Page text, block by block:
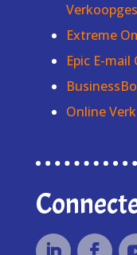
Extreme
Epic E-
Online